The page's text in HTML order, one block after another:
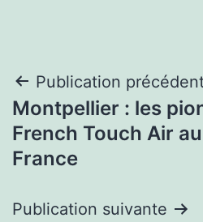
Navigation
de
l’article
Publication
Montpellier : les
French Touch Air
France
Publication suivante